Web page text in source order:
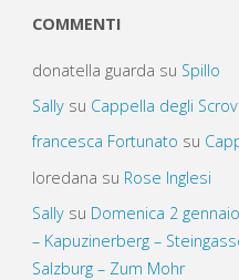
COMMENTI
donatella guarda su Spillo
Sallysu Cappella degli
francesca Fortunato su
loredana su Rose Inglesi
Sallysu Domenica 2
– Kapuzinerberg –
Salzburg – Zum Mohr